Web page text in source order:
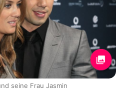
seine Frau Jasmin